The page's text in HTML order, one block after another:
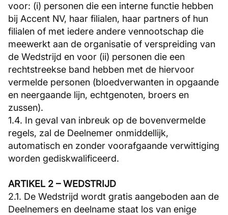
voor: (i) personen die een interne functie hebben
bij Accent NV, haar filialen, haar partners of hun
filialen of met iedere andere vennootschap die
meewerkt aan de organisatie of verspreiding van
de Wedstrijd en voor (ii) personen die een
rechtstreekse band hebben met de hiervoor
vermelde personen (bloedverwanten in opgaande
en neergaande lijn, echtgenoten, broers en
zussen).
1.4. In geval van inbreuk op de bovenvermelde
regels, zal de Deelnemer onmiddellijk,
automatisch en zonder voorafgaande verwittiging
worden gediskwalificeerd.
ARTIKEL 2 – WEDSTRIJD
2.1. De Wedstrijd wordt gratis aangeboden aan de
Deelnemers en deelname staat los van enige